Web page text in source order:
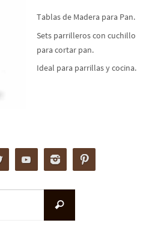
Tablas de Madera para Pan.
Sets parrilleros con cuchillo
para cortar pan.
Ideal para parrillas y cocina.
Buscar